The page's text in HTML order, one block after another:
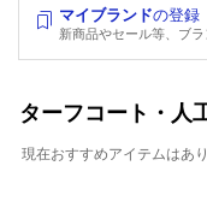
マイブランドの登録
新商品やセール等、ブ
ターフコート・人
現在おすすめアイテムはあり